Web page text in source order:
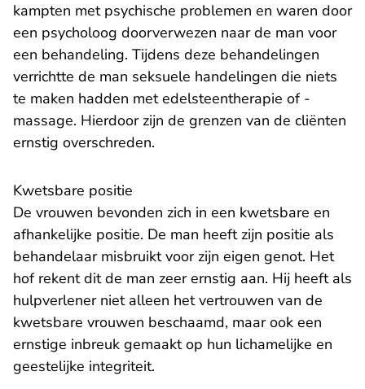
kampten met psychische problemen en waren door
een psycholoog doorverwezen naar de man voor
een behandeling. Tijdens deze behandelingen
verrichtte de man seksuele handelingen die niets
te maken hadden met edelsteentherapie of -
massage. Hierdoor zijn de grenzen van de cliënten
ernstig overschreden.
Kwetsbare positie
De vrouwen bevonden zich in een kwetsbare en
afhankelijke positie. De man heeft zijn positie als
behandelaar misbruikt voor zijn eigen genot. Het
hof rekent dit de man zeer ernstig aan. Hij heeft als
hulpverlener niet alleen het vertrouwen van de
kwetsbare vrouwen beschaamd, maar ook een
ernstige inbreuk gemaakt op hun lichamelijke en
geestelijke integriteit.